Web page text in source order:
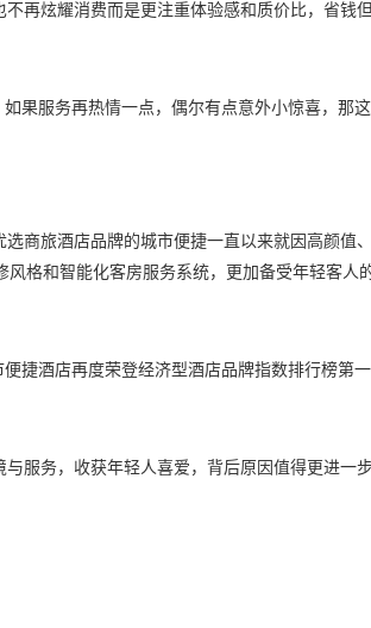
再炫耀消费而是更注重体验感和质价比，省钱
果服务再热情一点，偶尔有点意外小惊喜，那
商旅酒店品牌的城市便捷一直以来就因高颜值
格和智能化客房服务系统，更加备受年轻客人
捷酒店再度荣登经济型酒店品牌指数排行榜第
服务，收获年轻人喜爱，背后原因值得更进一